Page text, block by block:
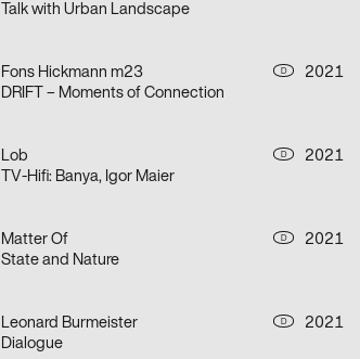
Talk with Urban Landscape
Fons Hickmann m23 D
2021
DRIFT – Moments of Connection
Lob D
2021
TV-Hifi: Banya, Igor Maier
Matter Of D
2021
State and Nature
Leonard Burmeister D
2021
Dialogue